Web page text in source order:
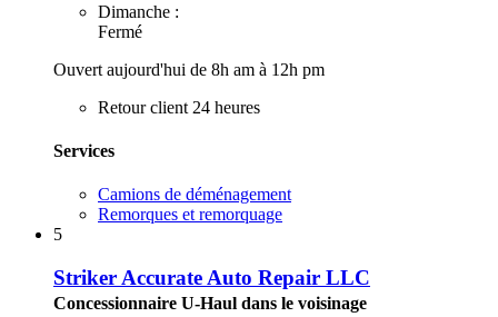
Dimanche :
Fermé
Ouvert aujourd'hui de 8h am à 12h pm
Retour client 24 heures
Services
Camions de déménagement
Remorques et remorquage
5
Striker Accurate Auto Repair LLC
Concessionnaire U-Haul dans le voisinage